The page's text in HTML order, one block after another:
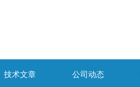
技术文章 公司动态